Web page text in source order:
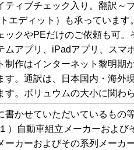
ティブチェック入り。翻訳～
エディット）も承っていま
ックやPEだけのご依頼も可
ムアプリ、iPadアプリ、スマ
制作はインターネット黎明期
す。通訳は、日本国内・海外
す。ボリュウムの大小に関わ
書かせていただいているも
）自動車組立メーカーおよ
ーカーおよびその系列メー